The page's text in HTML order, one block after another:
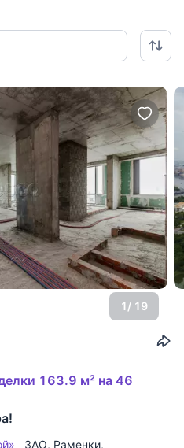
1/ 19
163.9 м² на 46
ЗАО, Раменки,